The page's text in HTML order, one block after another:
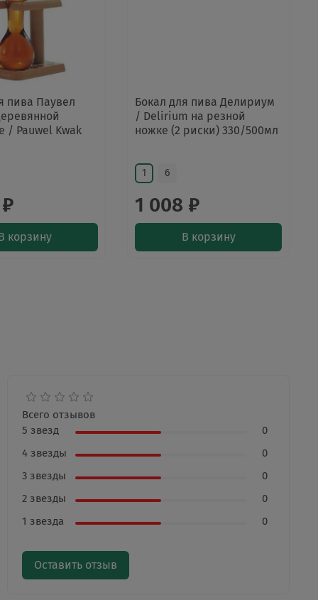
пива Паувел
/ Pauwel Kwak
корзину
Бокал для пива Делириум
/ Delirium на резной
ножке (2 риски) 330/500мл
1 6
1 008 ₽
В корзину
Всего отзывов
5 звезд
0
4 звезды
0
3 звезды
0
2 звезды
0
1 звезда
0
Оставить отзыв